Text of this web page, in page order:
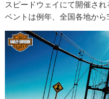
スピードウェイにて開催さ
ベントは例年、全国各地から